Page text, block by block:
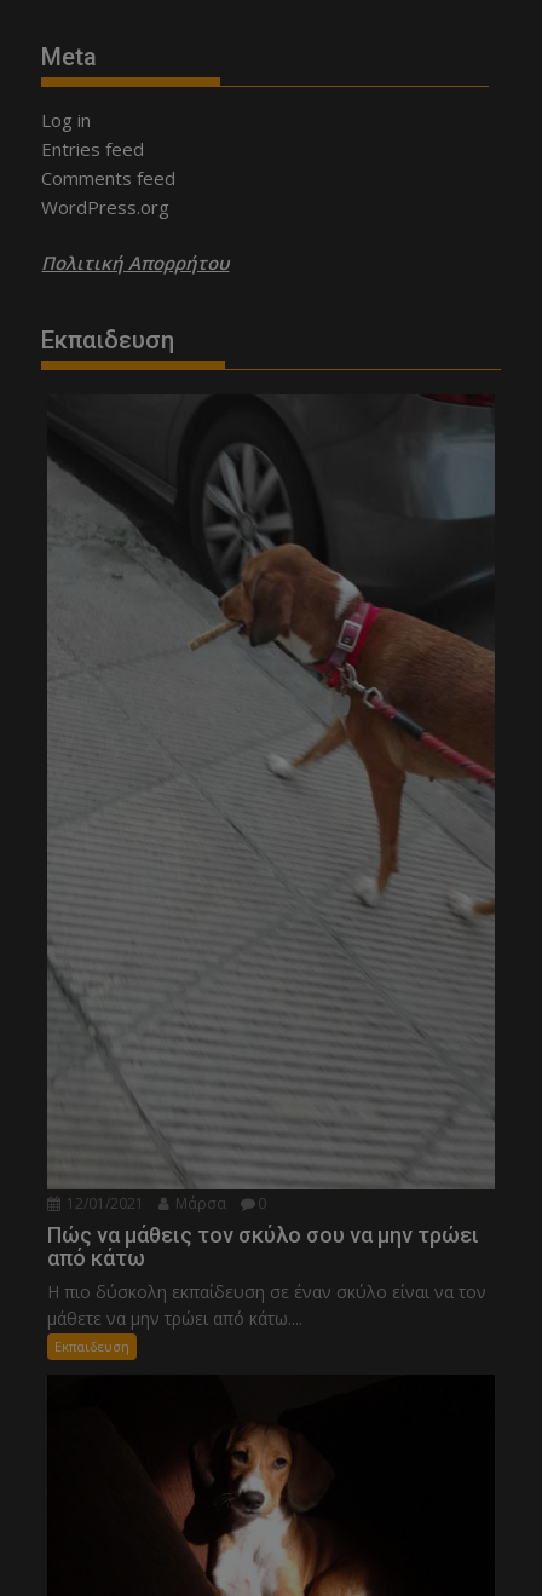
Meta
Log in
Entries feed
Comments feed
WordPress.org
Πολιτική Απορρήτου
Εκπαιδευση
12/01/2021 Μάρσα 0
Πώς να μάθεις τον σκύλο σου να μην τρώει
από κάτω
Η πιο δύσκολη εκπαίδευση σε έναν σκύλο είναι να τον
μάθετε να μην τρώει από κάτω....
Εκπαιδευση